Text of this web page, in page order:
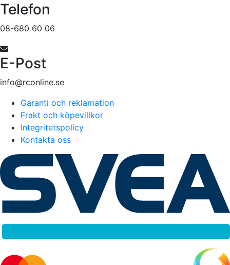
Telefon
08-680 60 06
E-Post
info@rconline.se
Garanti och reklamation
Frakt och köpevillkor
Integritetspolicy
Kontakta oss